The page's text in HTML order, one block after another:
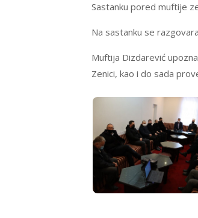
Sastanku pored muftije
Na sastanku se
Muftija Dizdarević
Zenici, kao i do sada